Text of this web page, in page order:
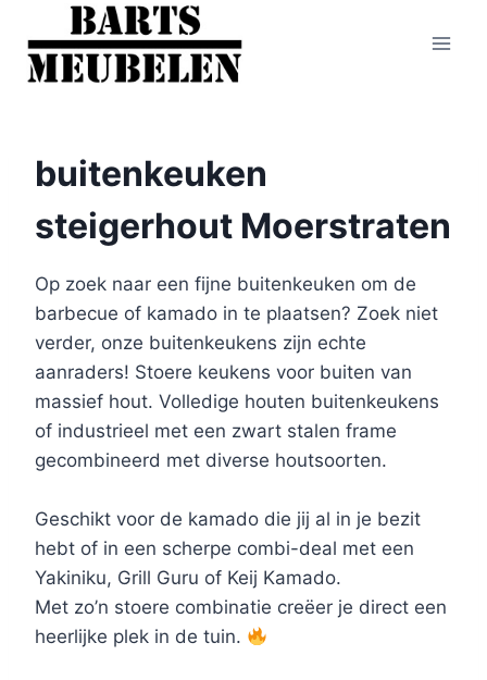
Doorgaan
naar
inhoud
buitenkeuken
steigerhout Moerstraten
Op zoek naar een fijne buitenkeuken om de
barbecue of kamado in te plaatsen? Zoek niet
verder, onze buitenkeukens zijn echte
aanraders! Stoere keukens voor buiten van
massief hout. Volledige houten buitenkeukens
of industrieel met een zwart stalen frame
gecombineerd met diverse houtsoorten.
Geschikt voor de kamado die jij al in je bezit
hebt of in een scherpe combi-deal met een
Yakiniku, Grill Guru of Keij Kamado.
Met zo’n stoere combinatie creëer je direct een
heerlijke plek in de tuin.